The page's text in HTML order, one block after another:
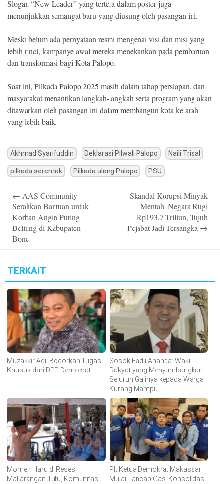
Slogan “New Leader” yang tertera dalam poster juga
menunjukkan semangat baru yang diusung oleh pasangan ini.
Meski belum ada pernyataan resmi mengenai visi dan misi yang
lebih rinci, kampanye awal mereka menekankan pada pembaruan
dan transformasi bagi Kota Palopo.
Saat ini, Pilkada Palopo 2025 masih dalam tahap persiapan, dan
masyarakat menantikan langkah-langkah serta program yang akan
ditawarkan oleh pasangan ini dalam membangun kota ke arah
yang lebih baik.
Akhmad Syarifuddin Deklarasi Pilwali Palopo Naili Trisal
pilkada serentak Pilkada ulang Palopo PSU
navigation
← AAS Community
Serahkan Bantuan untuk
Korban Angin Puting
Beliung di Kabupaten
Bone
Skandal Korupsi Minyak
Mentah: Negara Rugi
Rp193,7 Triliun, Tujuh
Pejabat Jadi Tersangka →
TERKAIT
Muzakkir Aqil Bocorkan Tugas
Khusus dari DPP Demokrat
Sosok Fadli Ananda: Wakil
Rakyat yang Menyumbangkan
Seluruh Gajinya kepada Warga
Kurang Mampu
Momen Haru di Reses
Mallarangan Tutu, Komunitas
Plt Ketua Demokrat Makassar
Mulai Tancap Gas, Konsolidasi